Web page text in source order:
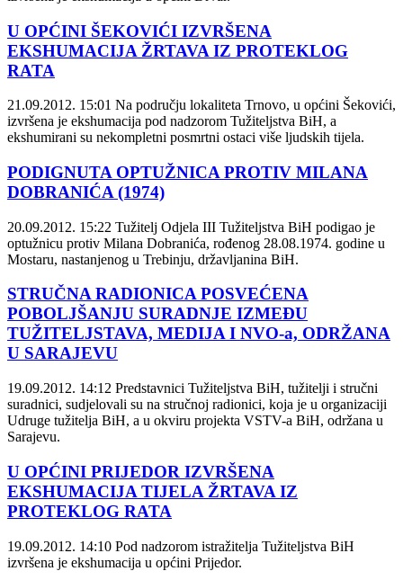
U OPĆINI ŠEKOVIĆI IZVRŠENA
EKSHUMACIJA ŽRTAVA IZ PROTEKLOG
RATA
21.09.2012. 15:01 Na području lokaliteta Trnovo, u općini Šekovići,
izvršena je ekshumacija pod nadzorom Tužiteljstva BiH, a
ekshumirani su nekompletni posmrtni ostaci više ljudskih tijela.
PODIGNUTA OPTUŽNICA PROTIV MILANA
DOBRANIĆA (1974)
20.09.2012. 15:22 Tužitelj Odjela III Tužiteljstva BiH podigao je
optužnicu protiv Milana Dobranića, rođenog 28.08.1974. godine u
Mostaru, nastanjenog u Trebinju, državljanina BiH.
STRUČNA RADIONICA POSVEĆENA
POBOLJŠANJU SURADNJE IZMEĐU
TUŽITELJSTAVA, MEDIJA I NVO-a, ODRŽANA
U SARAJEVU
19.09.2012. 14:12 Predstavnici Tužiteljstva BiH, tužitelji i stručni
suradnici, sudjelovali su na stručnoj radionici, koja je u organizaciji
Udruge tužitelja BiH, a u okviru projekta VSTV-a BiH, održana u
Sarajevu.
U OPĆINI PRIJEDOR IZVRŠENA
EKSHUMACIJA TIJELA ŽRTAVA IZ
PROTEKLOG RATA
19.09.2012. 14:10 Pod nadzorom istražitelja Tužiteljstva BiH
izvršena je ekshumacija u općini Prijedor.